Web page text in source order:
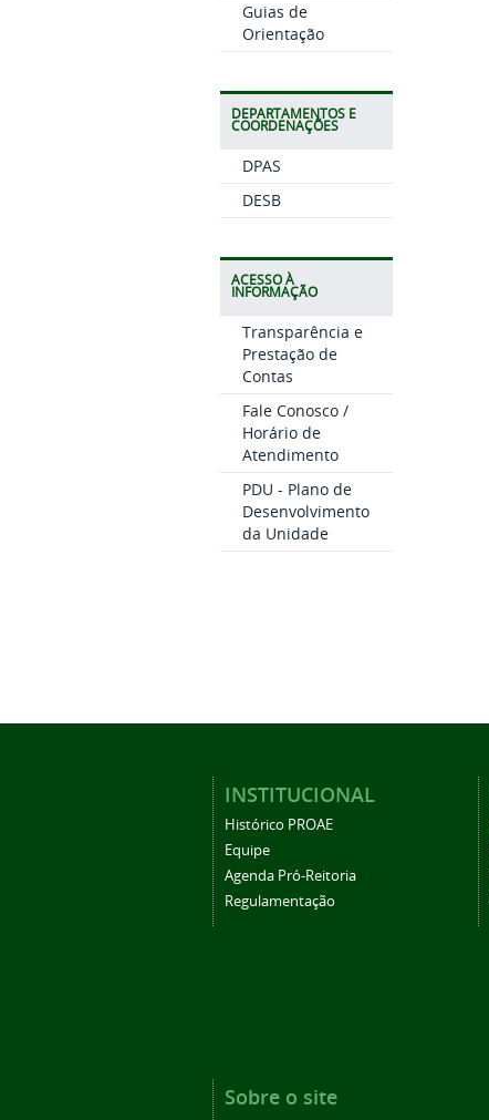
Guias de
Orientação
DEPARTAMENTOS E
COORDENAÇÕES
DPAS
DESB
ACESSO À
INFORMAÇÃO
Transparência e
Prestação de
Contas
Fale Conosco /
Horário de
Atendimento
PDU - Plano de
Desenvolvimento
da Unidade
INSTITUCIONAL
Histórico PROAE
Equipe
Agenda Pró-Reitoria
Regulamentação
Sobre o site